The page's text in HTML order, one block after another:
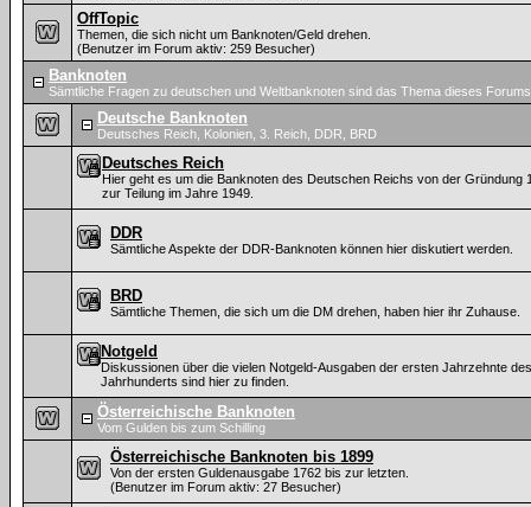
OffTopic
Themen, die sich nicht um Banknoten/Geld drehen.
(Benutzer im Forum aktiv: 259 Besucher)
Banknoten
Sämtliche Fragen zu deutschen und Weltbanknoten sind das Thema dieses
Deutsche Banknoten
Deutsches Reich, Kolonien, 3. Reich, DDR, BRD
Deutsches Reich
Hier geht es um die Banknoten des Deutschen Reichs von der Gründung
zur Teilung im Jahre 1949.
DDR
Sämtliche Aspekte der DDR-Banknoten können hier diskutiert werden.
BRD
Sämtliche Themen, die sich um die DM drehen, haben hier ihr Zuhause.
Notgeld
Diskussionen über die vielen Notgeld-Ausgaben der ersten Jahrzehnte
Jahrhunderts sind hier zu finden.
Österreichische Banknoten
Vom Gulden bis zum Schilling
Österreichische Banknoten bis 1899
Von der ersten Guldenausgabe 1762 bis zur letzten.
(Benutzer im Forum aktiv: 27 Besucher)